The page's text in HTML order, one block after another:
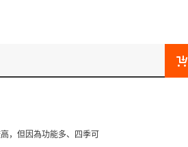
，但因為功能多、四季可